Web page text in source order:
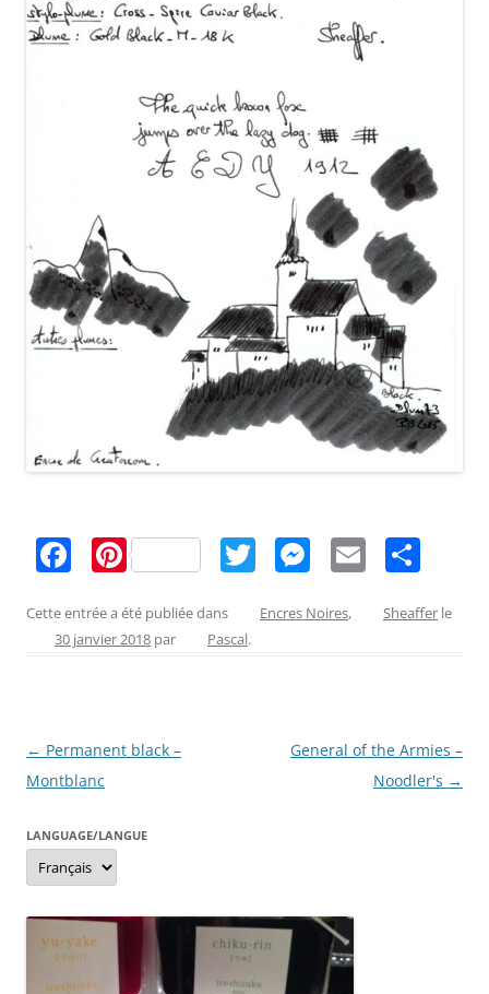
c
e
o
k
Pi
er
e
T
itt
M
ss
er
E
ai ta
Cette entrée a été publiée dans Encres Noires, Sheaffer le
30 janvier 2018 par Pascal.
Navigation
des
← Permanent black –
Montblanc
General of the Armies –
Noodler's →
LANGUAGE/LANGUE
Language/langue